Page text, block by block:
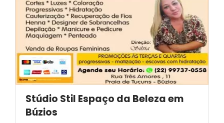
Stúdio Stil Espaço da Beleza em
Búzios